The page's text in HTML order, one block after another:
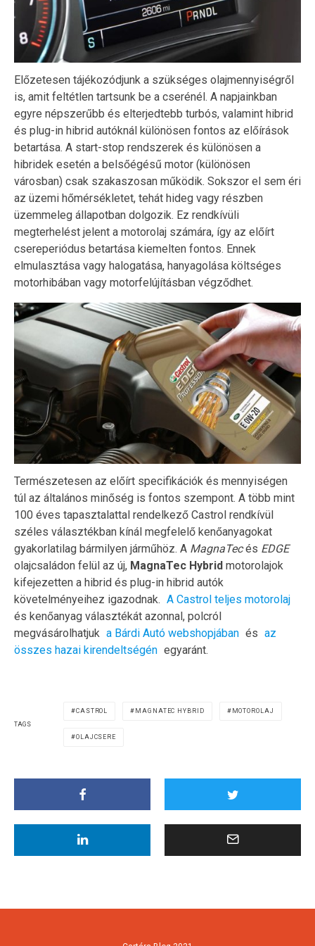
Előzetesen tájékozódjunk a szükséges olajmennyiségről
is, amit feltétlen tartsunk be a cserénél. A napjainkban
egyre népszerűbb és elterjedtebb turbós, valamint hibrid
és plug-in hibrid autóknál különösen fontos az előírások
betartása. A start-stop rendszerek és különösen a
hibridek esetén a belsőégésű motor (különösen
városban) csak szakaszosan működik. Sokszor el sem éri
az üzemi hőmérsékletet, tehát hideg vagy részben
üzemmeleg állapotban dolgozik. Ez rendkívüli
megterhelést jelent a motorolaj számára, így az előírt
csereperiódus betartása kiemelten fontos. Ennek
elmulasztása vagy halogatása, hanyagolása költséges
motorhibában vagy motorfelújításban végződhet.
Természetesen az előírt specifikációk és mennyiségen
túl az általános minőség is fontos szempont. A több mint
100 éves tapasztalattal rendelkező Castrol rendkívül
széles választékban kínál megfelelő kenőanyagokat
gyakorlatilag bármilyen járműhöz. A MagnaTecés EDGE
olajcsaládon felül az új, MagnaTec Hybrid motorolajok
kifejezetten a hibrid és plug-in hibrid autók
követelményeihez igazodnak. A Castrol teljes motorolaj
és kenőanyag választékát azonnal, polcról
megvásárolhatjuk a Bárdi Autó webshopjában és az
összes hazai kirendeltségén egyaránt.
TAGS
CASTROL MAGNATEC HYBRID MOTOROLAJ
OLAJCSERE